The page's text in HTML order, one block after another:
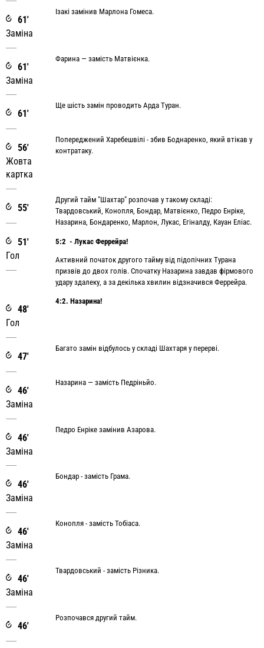
61'
Заміна
Ізакі замінив Марлона Гомеса.
61'
Заміна
Фарина — замість Матвієнка.
61'
Ще шість замін проводить Арда Туран.
56'
Жовта
картка
Попереджений Харебешвілі - збив Боднаренко, який втікав у
контратаку.
55'
Другий тайм "Шахтар" розпочав у такому складі:
Твардовський, Конопля, Бондар, Матвієнко, Педро Енріке,
Назарина, Бондаренко, Марлон, Лукас, Егіналду, Кауан Еліас.
51'
Гол
5:2 - Лукас Феррейра!
Активний початок другого тайму від підопічних Турана
призвів до двох голів. Спочатку Назарина завдав фірмового
удару здалеку, а за декілька хвилин відзначився Феррейра.
48'
Гол
4:2. Назарина!
47'
Багато замін відбулось у складі Шахтаря у перерві.
46'
Заміна
Назарина — замість Педріньйо.
46'
Заміна
Педро Енріке замінив Азарова.
46'
Заміна
Бондар - замість Грама.
46'
Заміна
Конопля - замість Тобіаса.
46'
Заміна
Твардовський - замість Різника.
46'
Розпочався другий тайм.